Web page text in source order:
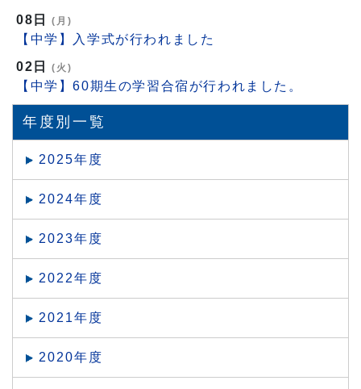
08日(月)
【中学】入学式が行われました
02日(火)
【中学】60期生の学習合宿が行われました。
年度別一覧
2025年度
2024年度
2023年度
2022年度
2021年度
2020年度